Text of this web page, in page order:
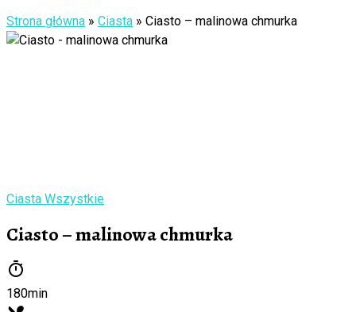
Strona główna » Ciasta » Ciasto – malinowa chmurka
Ciasta Wszystkie
Ciasto – malinowa chmurka
180min